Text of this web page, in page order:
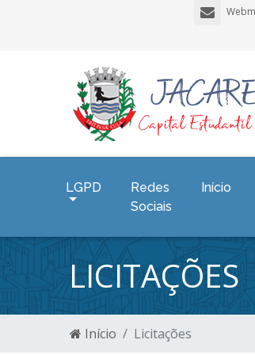
LGPD
Redes
Sociais
Início
LICITAÇÕES
Início Licitações